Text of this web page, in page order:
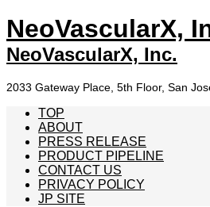
NeoVascularX,
NeoVascularX, Inc.
2033 Gateway Place, 5th Floor, San
TOP
ABOUT
PRESS RELEASE
PRODUCT PIPELINE
CONTACT US
PRIVACY POLICY
JP SITE